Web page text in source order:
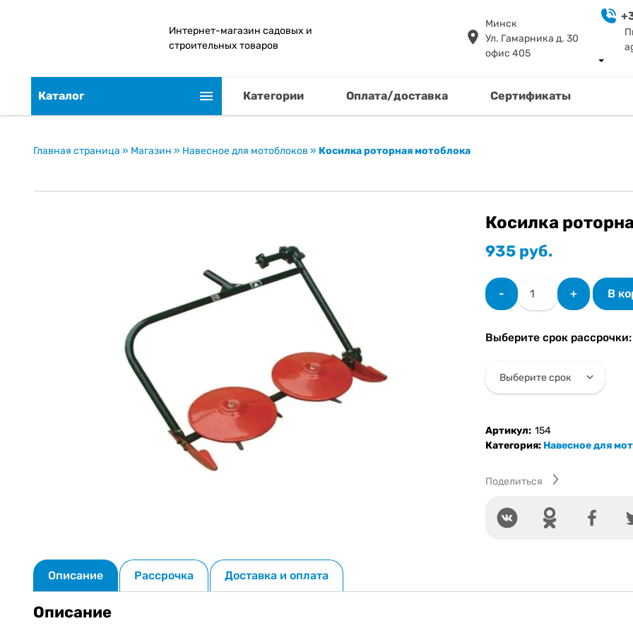
Интернет-магазин садовых и
строительных товаров
Минск
Ул. Гамарника д. 30
офис 405
Каталог Категории Оплата/доставка Сертификаты
Главная страница » Магазин » Навесное для мотоблоков » Косилка роторная мотоблока
Косилка
935 руб.
-
Количество
товара
роторная
+ В
Выберите срок рассрочки:
Артикул: 154
Категория: Навесное для
Поделиться
Описание Рассрочка Доставка и оплата
Описание